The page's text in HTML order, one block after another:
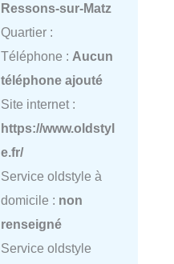
Ressons-sur-Matz
Quartier :
Téléphone : Aucun
téléphone ajouté
Site internet :
https://www.oldstyl
e.fr/
Service oldstyle à
domicile : non
renseigné
Service oldstyle